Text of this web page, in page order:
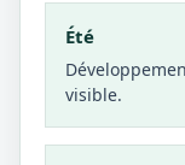
Été
visible.